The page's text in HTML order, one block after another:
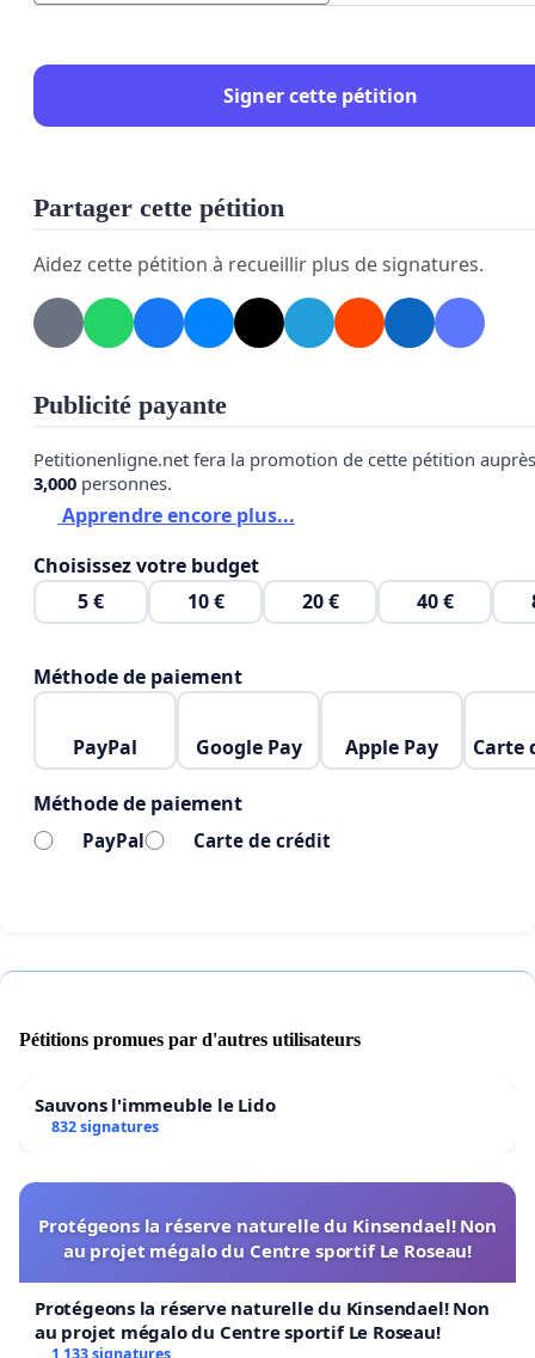
appuyons ce projet de Parc National Zone Humide
CONSULTER notre proposition sur internet :
Plan Climat Parc National Zone humide en
Bourbonnais
https://www.facebook.com/
https://twitter.com/AssosParcNatZh
Signer cette pétition
Partager cette pétition
Aidez cette pétition à recueillir plus de signatures.
Publicité payante
Petitionenligne.net fera la promotion de cette pétition
3,000 personnes.
Apprendre encore plus...
Choisissez votre budget
5 €
10 € 20 € 40 €
Méthode de paiement
PayPal Google Pay Apple Pay Carte
Méthode de paiement
PayPal Carte de crédit
Pétitions promues par d'autres utilisateurs
Sauvons l'immeuble le Lido
832 signatures
Protégeons la réserve naturelle du Kinsendael! Non
au projet mégalo du Centre sportif Le Roseau!
Protégeons la réserve naturelle du Kinsendael! Non
au projet mégalo du Centre sportif Le Roseau!
1 133 signatures